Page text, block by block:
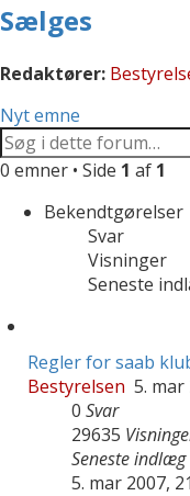
Sælges
Redaktører:
Nyt emne
0 emner • Side 1 af 1
Bekendtgørelser
Svar
Visninger
Seneste
Regler for saab
Bestyrelsen 5. mar
0 Svar
29635
Seneste indlæg
5. mar 2007,